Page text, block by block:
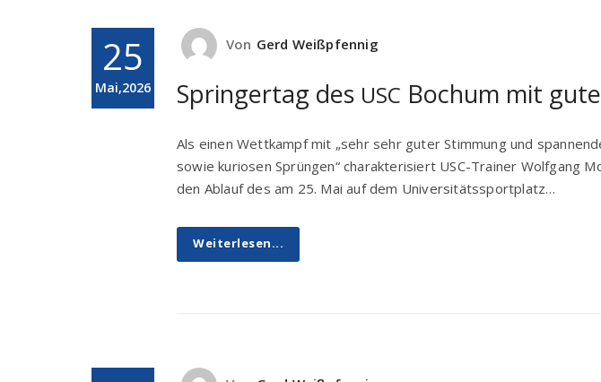
25
Mai,2026
Von Gerd Weißpfennig
Springertag des USC Bochum mit
Als einen Wettkampf mit „sehr sehr guter Stimmung und
sowie kuriosen Sprüngen“ charakterisiert USC-Trainer Wolfgang
den Ablauf des am 25. Mai auf dem Universitätssportplatz…
Weiterlesen...